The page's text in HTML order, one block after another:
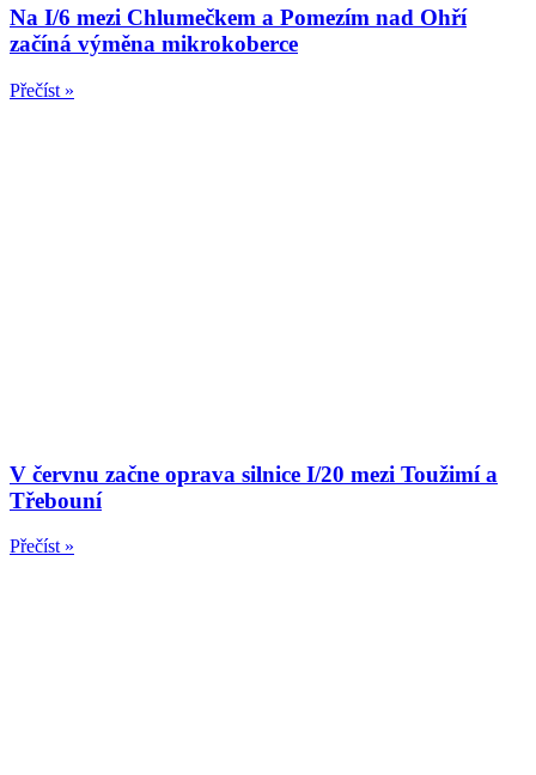
Na I/6 mezi Chlumečkem a Pomezím nad Ohří
začíná výměna mikrokoberce
Přečíst »
V červnu začne oprava silnice I/20 mezi Toužimí a
Třebouní
Přečíst »